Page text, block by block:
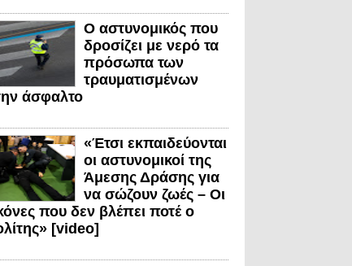
Ο αστυνομικός που
δροσίζει με νερό τα
πρόσωπα των
τραυματισμένων
άσφαλτο
«Έτσι εκπαιδεύονται
οι αστυνομικοί της
Άμεσης Δράσης για
να σώζουν ζωές – Οι
που δεν βλέπει ποτέ ο
[video]